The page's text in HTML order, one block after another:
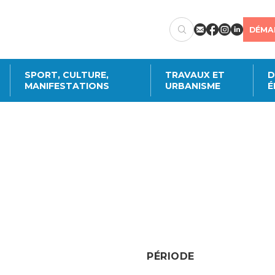
SPORT, CULTURE,
MANIFESTATIONS
TRAVAUX ET
URBANISME
Créer un compte
citoyen
en ligne, annoncer un
PÉRIODE